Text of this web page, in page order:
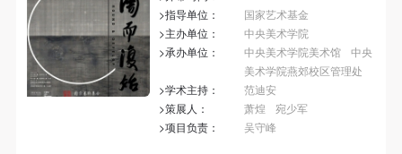
>指导单位：
国家艺术基金
>主办单位：
中央美术学院
>承办单位：
中央美术学院美术馆
中央
美术学院燕郊校区管理处
>学术主持：
范迪安
>策展人：
萧煌
宛少军
>项目负责：
吴守峰
术馆资料库》等相关资料、文献、档案机构和平台，
在中央美术学院中使用和在互联网上传播，同意按相
关“章程”规定享受相关权益。
中央美术学院美术馆活动安全免责协议书
术馆资料库》等相关资料、文献、档案机构和平台，
在中央美术学院中使用和在互联网上传播，同意按相
关“章程”规定享受相关权益。
中央美术学院美术馆活动安全免责协议书
术馆资料库》等相关资料、文献、档案机构和平台，
在中央美术学院中使用和在互联网上传播，同意按相
关“章程”规定享受相关权益。
中央美术学院美术馆活动安全免责协议书